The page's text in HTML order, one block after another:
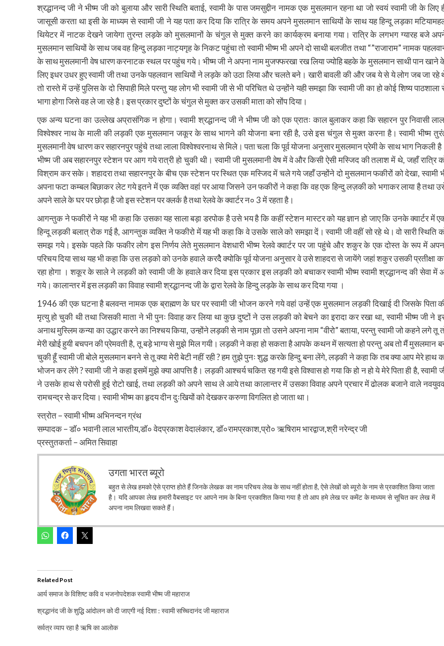
श्रद्धानन्द जी ने भीष्म जी को बुलाया और सारी स्थिति बताई, स्वामी के पास जमसुद्दीन नामक एक मुसलमान रहना था जो स्वयं स्वामी जी के लिए
जासूसी करता था इसी के माध्यम से स्वामी जी ने यह पता कर दिया कि रात्रि के समय अपने मुसलमान साथियों के साथ यह हिन्दू लड़का
थियेटर में नाटक देखने जायेगा तुरन्त लड़के को मुसलमानों के चंगुल से मुक्त करने का कार्यक्रम बनाया गया। रात्रि के लगभग ग्यारह बजे
मुसलमान साथियों के साथ जब वह हिन्दु लड़का नाट्यगृह के निकट पहुंचा तो स्वामी भीष्म भी अपने दो साथी बलजीत तथा “”राजाराम” नामक
के साथ मुसलमानी वेष धारण करनाटक स्थल पर पहुंच गये। भीष्म जी ने अपना नाम मुजफ्फरखा रख लिया ज्योहि बहके के मुसलमान साथी पान खाने
लिए इधर उधर हुए स्वामी जी तथा उनके पहलवान साथियों ने लड़के को उठा लिया और चलते बने। खारी बावली की और जब ये से ये लोग जब जा रहे
तो रास्ते में उन्हें पुलिस के दो सिपाही मिले परन्तु यह लोग भी स्वामी जी से भी परिचित थे उन्होंने यही समझा कि स्वामी जी का हो कोई शिष्य पाठशाला
भागा होगा जिसे वह ले जा रहे है। इस प्रकार दुष्टों के चंगुल से मुक्त कर उसकी माता को सोंप दिया।
एक अन्य घटना का उल्लेख अप्रासंगिक न होगा। स्वामी श्रद्धानन्द जी ने भीष्म जी को एक प्रातः काल बुलाकर कहा कि सहारन पुर निवासी
विश्वेश्वर नाथ के माली की लड़की एक मुसलमान जकूर के साथ भागने की योजना बना रही है, उसे इस चंगुल से मुक्त करना है। स्वामी भीष्म
मुसलमानी वेष धारण कर सहारनपुर पहुंचे तथा लाला विश्वेश्वरनाथ से मिले। पता चला कि पूर्व योजना अनुसार मुसलमान प्रेमी के साथ भाग निकली
भीष्म जी अब सहारनपुर स्टेशन पर आग गये रात्री हो चुकी थी। स्वामी जी मुसलमानी वेष में वे और किसी ऐसी मस्जिद की तलाश में थे, जहाँ रात्रि
विश्राम कर सके। शहादरा तथा सहारनपुर के बीच एक स्टेशन पर स्थित एक मस्जिद में चले गये जहाँ उन्होंने दो मुसलमान फकीरों को देखा, स्वामी
अपना फटा कम्बल बिछाकर लेट गये इतने में एक व्यक्ति वहां पर आया जिसने उन फकीरों ने कहा कि वह एक हिन्दु लज़की को भगाकर लाया है तथा
अपने साले के घर पर छोड़ा है जो इस स्टेशन पर क्लर्क है तथा रेलवे के क्वार्टर न० 3 में रहता है।
आगन्तुक ने फकीरों ने यह भी कहा कि उसका यह साला बड़ा डरपोक है उसे भय है कि कहीं स्टेशन मास्टर को यह ज्ञान हो जाए कि उनके क्वार्टर में
हिन्दू लड़की बलात् रोक गई है, आगन्तुक व्यक्ति ने फकीरो में यह भी कहा कि वे उसके साले को समझा दें। स्वामी जी वहीं सो रहे थे। वो सारी स्थिति
समझ गये। इसके पहले कि फकीर लोग इस निर्णय लेते मुसलमान वेशधारी भीष्म रेलवे क्वार्टर पर जा पहुंचे और शकुर के एक दोस्त के रूप में
परिचय दिया साथ यह भी कहा कि उस लड़को को उनके हवाले करदैे क्योकि पूर्व योजना अनुसार वे उसे शाहदरा से जायेंगे जहां शकुर उसकी प्रतीक्षा
रहा होगा । शकूर के साले ने लड़की को स्वामी जी के हवाले कर दिया इस प्रकार इस लड़की को बचाकर स्वामी भीष्म स्वामी श्रद्धानन्द की सेवा में
गये। कालान्तर में इस लड़की का विवाह स्वामी श्रद्धानन्द जी के द्वारा रेलवे के हिन्दु लड़के के साथ कर दिया गया ।
1946 की एक घटना है बलवन्त नामक एक ब्राह्मण के घर पर स्वामी जी भोजन करने गये वहां उन्हें एक मुसलमान लड़की दिखाई दी जिसके पिता
मृत्यु हो चुकी थी तथा जिसकी माता ने भी पुनः विवाह कर लिया था कुछ दुष्टों ने उस लड़की को बेचने का इरादा कर रखा था, स्वामी भीष्म जी ने
अनाथ मुस्लिम कन्या का उद्धार करने का निश्चय किया, उन्होंने लड़की से नाम पूछा तो उसने अपना नाम “वीरो” बताया, परन्तु स्वामी जो कहने लगे तू
मेरी खोई हुयी बचपन की प्रेमवती है, तू बड़े भाग्य से मुझे मिल गयी। लड़की ने कहा हो सकता है आपके कथन में सत्यता हो परन्तु अब तो मैं मुसलमान
चुकी हूँ स्वामी जी बोले मुसलमान बनने से तू क्या मेरी बेटी नहीं रही ? हम तुझे पुनः शुद्ध करके हिन्दु बना लेंगे, लड़की ने कहा कि तब क्या आप मेरे हाथ
भोजन कर लेंगे ? स्वामी जी ने कहा इसमें मुझे क्या आपत्ति है। लड़की आश्चर्य चकित रह गयी इसे विश्वास हो गया कि हो न हो ये मेरे पिता ही है, स्वामी
ने उसके हाथ से परोसी हुई रोटो खाई, तथा लड़की को अपने साथ ले आये तथा कालान्तर में उसका विवाह अपने प्रचार में ढोलक बजाने वाले
रामचन्द्र से कर दिया। स्वामी भीष्म का हृदय दीन दुःखियों को देखकर करुणा विगलित हो जाता था।
स्त्रोत – स्वामी भीष्म अभिनन्दन ग्रंथ
सम्पादक – डॉ० भवानी लाल भारतीय,डॉ० वेदप्रकाश वेदालंकार, डॉ०रामप्रकाश,प्रो० ऋषिराम भारद्वाज,श्री नरेन्द्र जी
प्रस्तुतकर्ता – अमित सिवाहा
उगता भारत ब्यूरो
बहुत से लेख हमको ऐसे प्राप्त होते हैं जिनके लेखक का नाम परिचय लेख के साथ नहीं होता है, ऐसे लेखों को ब्यूरो के नाम से प्रकाशित किया जाता
है। यदि आपका लेख हमारी वैबसाइट पर आपने नाम के बिना प्रकाशित किया गया है तो आप हमे लेख पर कमेंट के माध्यम से सूचित कर लेख में
अपना नाम लिखवा सकते हैं।
Related Post
आर्य समाज के विशिष्ट कवि व भजनोपदेशक स्वामी भीष्म जी महाराज
श्रद्धानंद जी के शुद्धि आंदोलन को दी जाएगी नई दिशा : स्वामी सच्चिदानंद जी महाराज
सर्वत्र व्याप रहा है ऋषि का आलोक